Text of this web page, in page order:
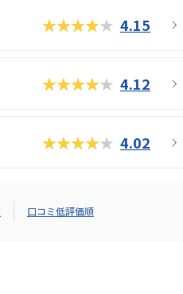
★★★★★ 4.15
★★★★★ 4.12
★★★★★ 4.02
口コミ低評価順